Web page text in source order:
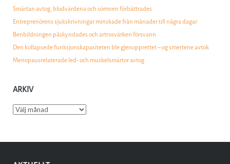
Smärtan avtog, blodvärdena och sömnen förbättrades
Entreprenörens sjukskrivningar minskade från månader till några dagar
Benbildningen påskyndades och artrosvärken försvann
Den kollapsede funksjonskapasiteten ble gjenopprettet – og smertene avtok
Menopausrelaterade led- och muskelsmärtor avtog
ARKIV
Arkiv